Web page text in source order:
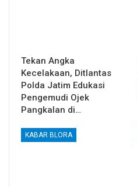
Tekan Angka
Kecelakaan, Ditlantas
Polda Jatim Edukasi
Pengemudi Ojek
Pangkalan di…
KABAR BLORA